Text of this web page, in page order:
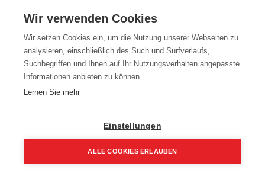
Kabelmaschinen und finden Sie das perfekte Werkzeug für Ihr
We couldn't find any product!
No product defined in category
Milwaukee Kabelmaschinen
Wir verwenden Cookies
Wir setzen Cookies ein, um die Nutzung unserer Webseiten zu
analysieren, einschließlich des Such und Surfverlaufs,
Suchbegriffen und Ihnen auf Ihr Nutzungsverhalten angepasste
Informationen anbieten zu können.
Lernen Sie mehr
Einstellungen
ALLE COOKIES ERLAUBEN